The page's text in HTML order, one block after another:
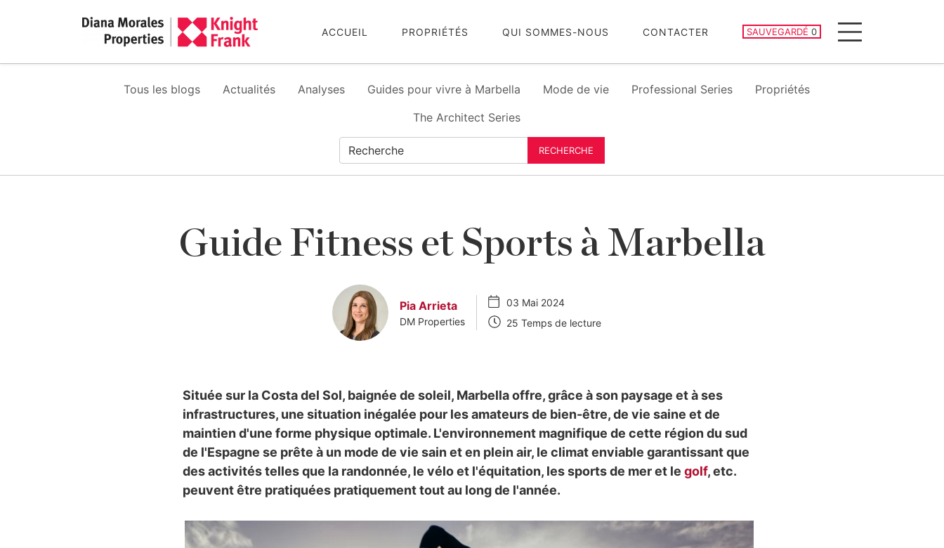
ACCUEIL PROPRIÉTÉS QUI SOMMES-NOUS CONTACTER SAUVEGARDÉ 0
PROPRIÉTÉS SAUVEGARDÉES
Menu
Tous les blogs Actualités Analyses Guides pour vivre à Marbella Mode de vie Professional Series
Propriétés
The Architect Series
RECHERCHE
Guide Fitness et Sports à Marbella
Pia Arrieta
DM Properties
03 Mai 2024
25 Temps de lecture
Située sur la Costa del Sol, baignée de soleil, Marbella offre, grâce à son paysage et à ses
infrastructures, une situation inégalée pour les amateurs de bien-être, de vie saine et de
maintien d'une forme physique optimale. L'environnement magnifique de cette région du sud
de l'Espagne se prête à un mode de vie sain et en plein air, le climat enviable garantissant que
des activités telles que la randonnée, le vélo et l'équitation, les sports de mer et le golf, etc.
peuvent être pratiquées pratiquement tout au long de l'année.